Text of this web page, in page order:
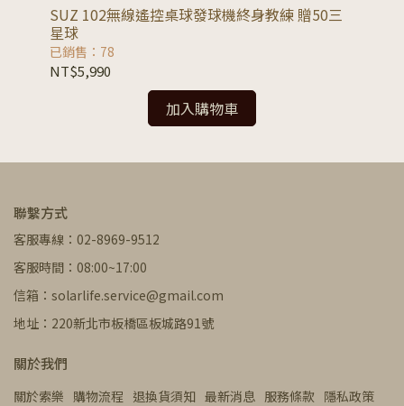
SUZ 102無線遙控桌球發球機終身教練 贈50三
星球
已銷售：78
NT$5,990
加入購物車
聯繫方式
客服專線：02-8969-9512
客服時間：08:00~17:00
信箱：solarlife.service@gmail.com
地址：220新北市板橋區板城路91號
關於我們
關於索樂 購物流程 退換貨須知 最新消息 服務條款 隱私政策